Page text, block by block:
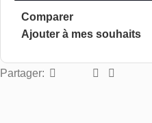
Comparer
Ajouter à mes souhaits
Partager: